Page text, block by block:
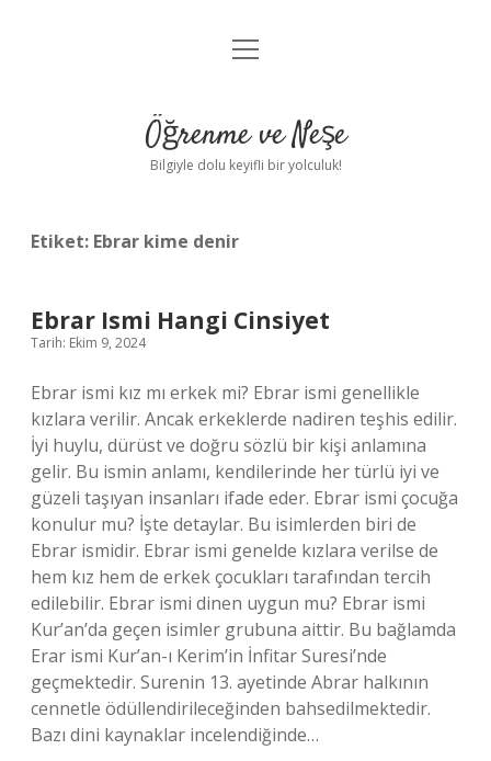
Anasayfa
Yasal Uyarı
menüyü
Öğrenme ve Neşe
Bilgiyle dolu keyifli bir yolculuk!
Etiket: Ebrar kime denir
Ebrar Ismi Hangi Cinsiyet
Tarih: Ekim 9, 2024
Ebrar ismi kız mı erkek mi? Ebrar ismi genellikle
kızlara verilir. Ancak erkeklerde nadiren teşhis edilir.
İyi huylu, dürüst ve doğru sözlü bir kişi anlamına
gelir. Bu ismin anlamı, kendilerinde her türlü iyi ve
güzeli taşıyan insanları ifade eder. Ebrar ismi çocuğa
konulur mu? İşte detaylar. Bu isimlerden biri de
Ebrar ismidir. Ebrar ismi genelde kızlara verilse de
hem kız hem de erkek çocukları tarafından tercih
edilebilir. Ebrar ismi dinen uygun mu? Ebrar ismi
Kur’an’da geçen isimler grubuna aittir. Bu bağlamda
Erar ismi Kur’an-ı Kerim’in İnfitar Suresi’nde
geçmektedir. Surenin 13. ayetinde Abrar halkının
cennetle ödüllendirileceğinden bahsedilmektedir.
Bazı dini kaynaklar incelendiğinde…